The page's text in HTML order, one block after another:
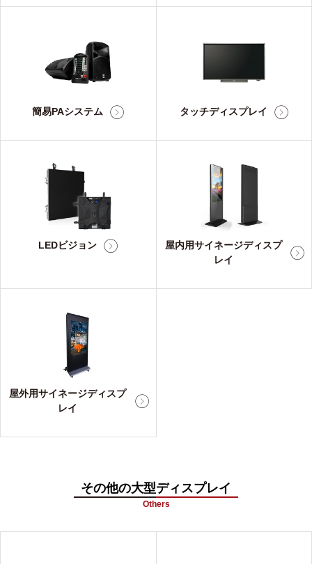
簡易PAシステム タッチディスプレイ
LEDビジョン
屋内用サイネージディスプ
レイ
屋外用サイネージディスプ
レイ
その他の大型ディスプレイ
Others